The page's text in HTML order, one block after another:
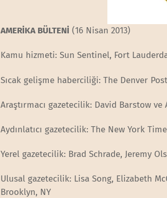
AMERİKA BÜLTENİ (16 Nisan 2013)
Kamu hizmeti: Sun Sentinel, Fort
Sıcak gelişme haberciliği: The Denver
Araştırmacı gazetecilik: David Barstow
Aydınlatıcı gazetecilik: The New York
Yerel gazetecilik: Brad Schrade, Jeremy
Ulusal gazetecilik: Lisa Song, Elizabeth
Brooklyn, NY